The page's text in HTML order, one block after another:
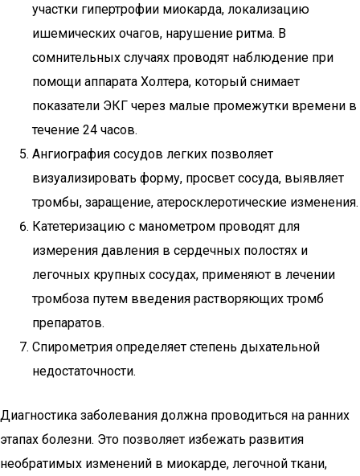
участки гипертрофии миокарда, локализацию
ишемических очагов, нарушение ритма. В
сомнительных случаях проводят наблюдение при
помощи аппарата Холтера, который снимает
показатели ЭКГ через малые промежутки времени в
течение 24 часов.
Ангиография сосудов легких позволяет
визуализировать форму, просвет сосуда, выявляет
тромбы, заращение, атеросклеротические изменения.
Катетеризацию с манометром проводят для
измерения давления в сердечных полостях и
легочных крупных сосудах, применяют в лечении
тромбоза путем введения растворяющих тромб
препаратов.
Спирометрия определяет степень дыхательной
недостаточности.
Диагностика заболевания должна проводиться на ранних
этапах болезни. Это позволяет избежать развития
необратимых изменений в миокарде, легочной ткани,